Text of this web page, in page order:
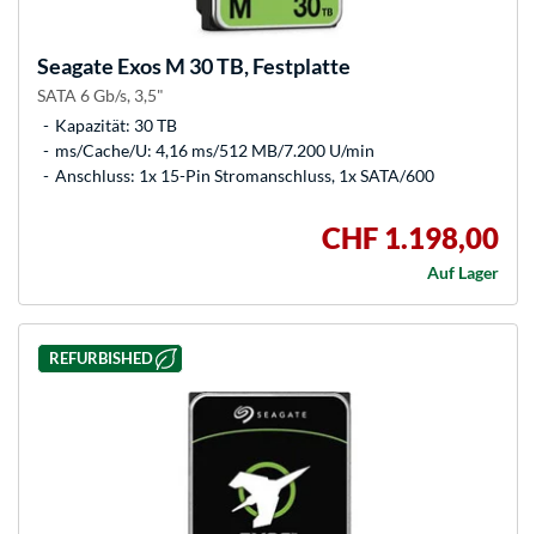
Seagate Exos M 30 TB, Festplatte
SATA 6 Gb/s, 3,5"
Kapazität: 30 TB
ms/Cache/U: 4,16 ms/512 MB/7.200 U/min
Anschluss: 1x 15-Pin Stromanschluss, 1x SATA/600
CHF 1.198,00
Auf Lager
REFURBISHED